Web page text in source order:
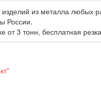
из металла любых
России.
от 3 тонн, бесплатная